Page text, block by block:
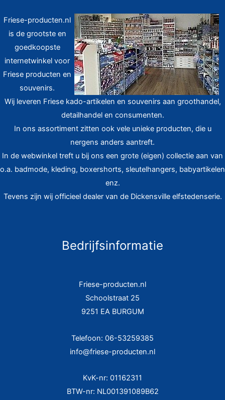
Friese-producten.nl
is de grootste en
goedkoopste
internetwinkel voor
Friese producten en
souvenirs.
Wij leveren Friese kado-artikelen en souvenirs aan groothandel,
detailhandel en consumenten.
In ons assortiment zitten ook vele unieke producten, die u
nergens anders aantreft.
In de webwinkel treft u bij ons een grote (eigen) collectie aan van
o.a. badmode, kleding, boxershorts, sleutelhangers, babyartikelen
enz.
Tevens zijn wij officieel dealer van de Dickensville elfstedenserie.
Bedrijfsinformatie
Friese-producten.nl
Schoolstraat 25
9251 EA BURGUM
Telefoon: 06-53259385
info@friese-producten.nl
KvK-nr: 01162311
BTW-nr: NL001391089B62